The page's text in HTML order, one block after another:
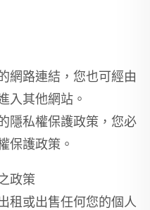
網路連結，您也可經由
入其他網站。
隱私權保護政策，您必
保護政策。
政策
租或出售任何您的個人